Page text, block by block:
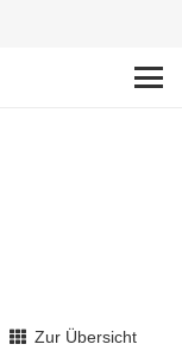
Zur Übersicht